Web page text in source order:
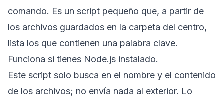
comando. Es un script pequeño que, a partir de
los archivos guardados en la carpeta del centro,
lista los que contienen una palabra clave.
Funciona si tienes Node.js instalado.
Este script solo busca en el nombre y el contenido
de los archivos; no envía nada al exterior. Lo